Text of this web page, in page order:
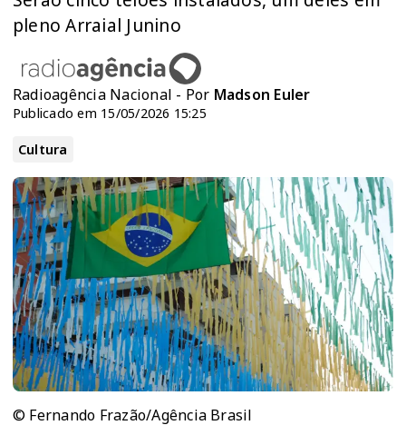
pleno Arraial Junino
Radioagência Nacional - Por Madson Euler
Publicado em 15/05/2026 15:25
Cultura
© Fernando Frazão/Agência Brasil